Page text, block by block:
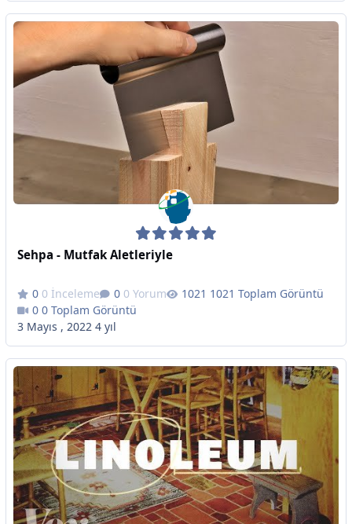
Sehpa - Mutfak Aletleriyle
0 İnceleme 0 Yorum
1021 Toplam Görüntü
0 Toplam Görüntü
3 Mayıs , 2022 4 yıl